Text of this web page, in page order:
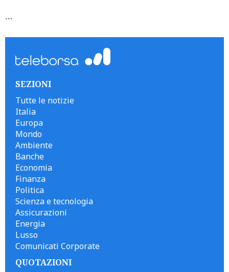
```
SEZIONI
Tutte le notizie
Italia
Europa
Mondo
Ambiente
Banche
Economia
Finanza
Politica
Scienza e tecnologia
Assicurazioni
Energia
Lusso
Comunicati Corporate
QUOTAZIONI